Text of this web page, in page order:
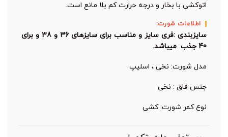
اتوکشی با بخار و درجه حرارت کم بلا مانع است.
اطلاعات شورت:
سایزبندی :فری سایز و مناسب برای سایزهای 36 و 38 و برای
40 جذب میباشد.
مدل شورت: نخی ، اسلیپ
جنس فاق : نخی
نوع کمر شورت: کشی